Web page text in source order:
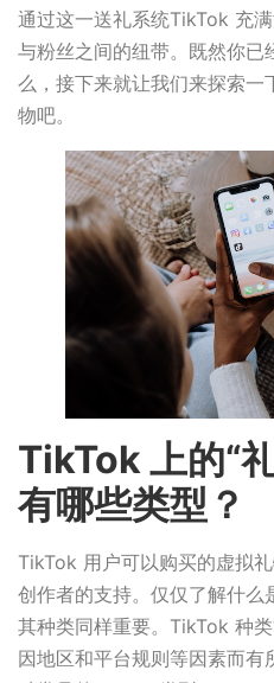
通过这一送礼系统TikTok 充
与粉丝之间的纽带。既然你已
么，接下来就让我们来探索
物吧。
TikTok 上的“
有哪些类型？
TikTok 用户可以购买的虚拟
创作者的支持。仅仅了解什么
其种类同样重要。TikTok 种
因地区和平台规则等因素而